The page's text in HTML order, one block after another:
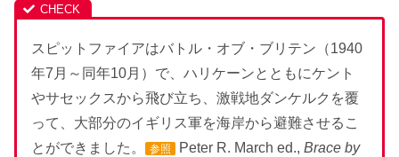
スピットファイアはバトル・オブ・ブリテン（1940
年7月～同年10月）で、ハリケーンとともにケント
やサセックスから飛び立ち、激戦地ダンケルクを覆
って、 大部分のイギリス軍を海岸から避難させるこ
とができました。
参照 Peter R. March ed., Brace by